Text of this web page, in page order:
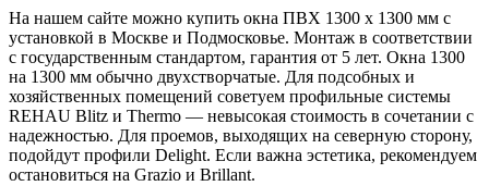
На нашем сайте можно купить окна ПВХ 1300 х 1300 мм с
установкой в Москве и Подмосковье. Монтаж в соответствии
с государственным стандартом, гарантия от 5 лет. Окна 1300
на 1300 мм обычно двухстворчатые. Для подсобных и
хозяйственных помещений советуем профильные системы
REHAU Blitz и Thermo — невысокая стоимость в сочетании с
надежностью. Для проемов, выходящих на северную сторону,
подойдут профили Delight. Если важна эстетика, рекомендуем
остановиться на Grazio и Brillant.